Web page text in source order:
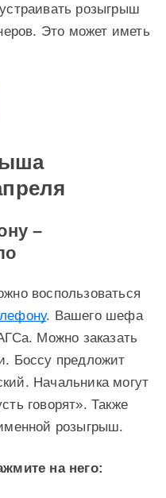
розыгрыш
Это может иметь
–
воспользоваться
. Вашего шефа
Можно заказать
Боссу предложит
Начальника могут
говорят». Также
розыгрыш.
на него: